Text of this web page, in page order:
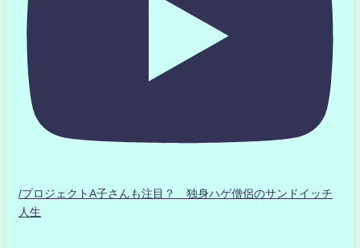
/プロジェクトA子さんも注目？ 独身ハゲ僧侶のサンドイッチ
人生